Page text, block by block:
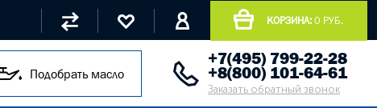
КОРЗИНА: 0 РУБ.
Подобрать масло
+7(495) 799-22-28
+8(800) 101-64-61
Заказать обратный звонок